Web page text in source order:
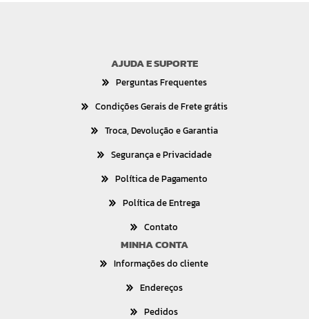
AJUDA E SUPORTE
Perguntas Frequentes
Condições Gerais de Frete grátis
Troca, Devolução e Garantia
Segurança e Privacidade
Política de Pagamento
Política de Entrega
Contato
MINHA CONTA
Informações do cliente
Endereços
Pedidos